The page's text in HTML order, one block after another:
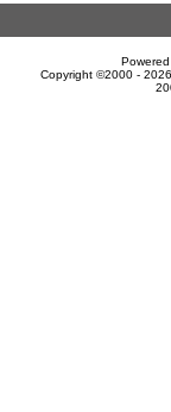
Copyright ©2000 -